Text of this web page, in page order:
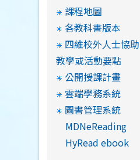
課程地圖
各教科書版本
四維校外人士協助
教學或活動要點
公開授課計畫
雲端學務系統
圖書管理系統
MDNeReading
HyRead ebook